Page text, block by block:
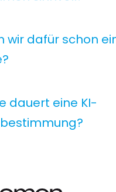
wir dafür schon
dauert eine KI-